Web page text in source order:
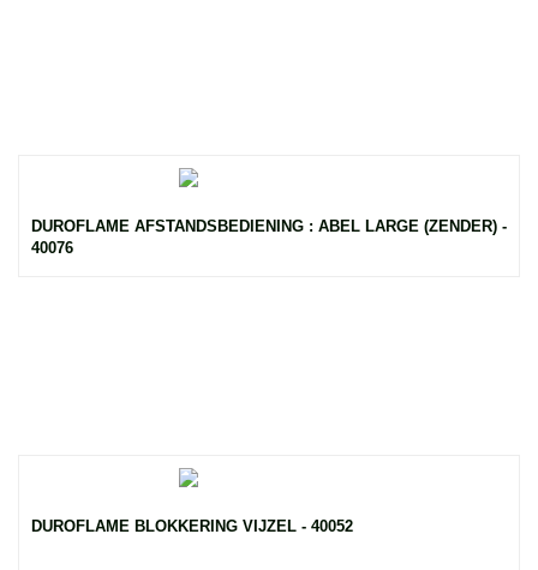
DUROFLAME AFSTANDSBEDIENING : ABEL LARGE (ZENDER) -
40076
DUROFLAME BLOKKERING VIJZEL - 40052